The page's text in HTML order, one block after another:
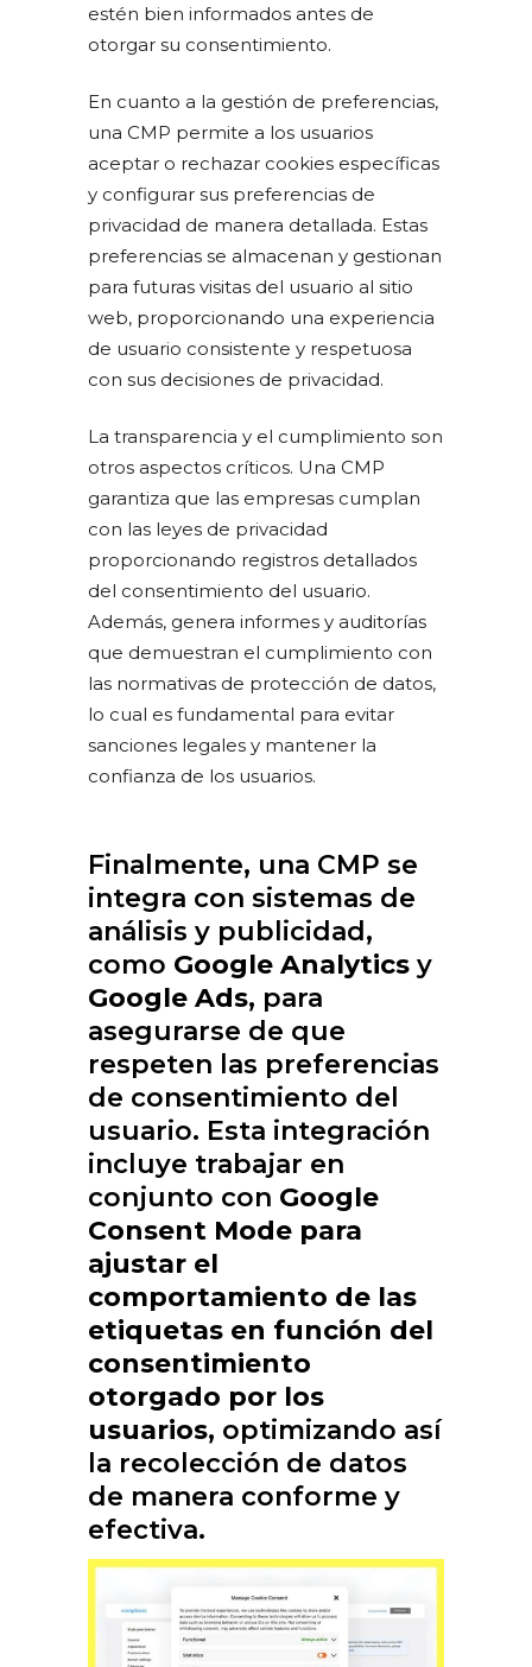
estén bien informados antes de
otorgar su consentimiento.
En cuanto a la gestión de preferencias,
una CMP permite a los usuarios
aceptar o rechazar cookies específicas
y configurar sus preferencias de
privacidad de manera detallada. Estas
preferencias se almacenan y gestionan
para futuras visitas del usuario al sitio
web, proporcionando una experiencia
de usuario consistente y respetuosa
con sus decisiones de privacidad.
La transparencia y el cumplimiento son
otros aspectos críticos. Una CMP
garantiza que las empresas cumplan
con las leyes de privacidad
proporcionando registros detallados
del consentimiento del usuario.
Además, genera informes y auditorías
que demuestran el cumplimiento con
las normativas de protección de datos,
lo cual es fundamental para evitar
sanciones legales y mantener la
confianza de los usuarios.
Finalmente, una CMP se
integra con sistemas de
análisis y publicidad,
como Google Analytics y
Google Ads, para
asegurarse de que
respeten las preferencias
de consentimiento del
usuario. Esta integración
incluye trabajar en
conjunto con Google
Consent Mode para
ajustar el
comportamiento de las
etiquetas en función del
consentimiento
otorgado por los
usuarios, optimizando así
la recolección de datos
de manera conforme y
efectiva.